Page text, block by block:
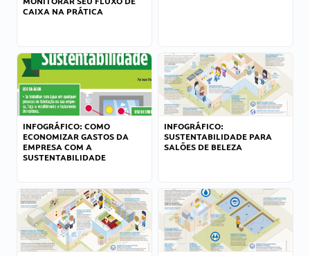
CAIXA NA PRÁTICA
INFOGRÁFICO: COMO
ECONOMIZAR GASTOS DA
EMPRESA COM A
SUSTENTABILIDADE
INFOGRÁFICO:
SUSTENTABILIDADE PARA
SALÕES DE BELEZA